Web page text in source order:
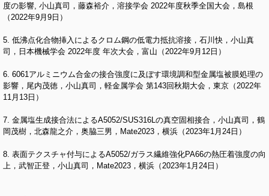
度の影響, 小山真司，藤森裕介，溶接学会 2022年度秋季全国大会，島根
（2022年9月9日）
5. 低沸点化合物挿入によるクロム鋼の低電力抵抗溶接，石川快，小山真
司，日本機械学会 2022年度 年次大会，富山（2022年9月12日）
6. 6061アルミニウム合金の接合強度に及ぼす環境調和型金属塩被膜処理の
影響，尾内茂徳，小山真司，軽金属学会 第143回秋期大会，東京（2022年
11月13日）
7. 金属塩生成接合法によるA5052/SUS316Lの真空固相接合，小山真司，鶴
岡茂樹，北森龍之介，奥脇三男，Mate2023，横浜（2023年1月24日）
8. 表面テクスチャ付与によるA5052/ガラス繊維強化PA66の熱圧着強度の向
上，武智正登，小山真司，Mate2023，横浜（2023年1月24日）